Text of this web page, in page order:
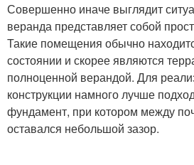
Совершенно иначе выглядит
веранда представляет собой
Такие помещения обычно
состоянии и скорее являются
полноценной верандой. Для
конструкции намного лучше
фундамент, при котором между
оставался небольшой зазор.